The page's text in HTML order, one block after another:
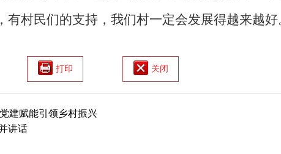
村民们的支持，我们村一定会发展得越来越好
打印 关闭
建赋能引领乡村振兴
讲话